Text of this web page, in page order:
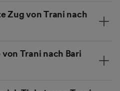
Zug von Trani nach
Trani nach Bari